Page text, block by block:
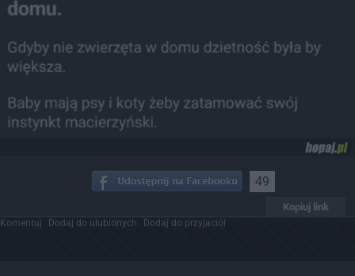
49
Kopiuj link
Komentuj Dodaj do ulubionych Dodaj do przyjaciół